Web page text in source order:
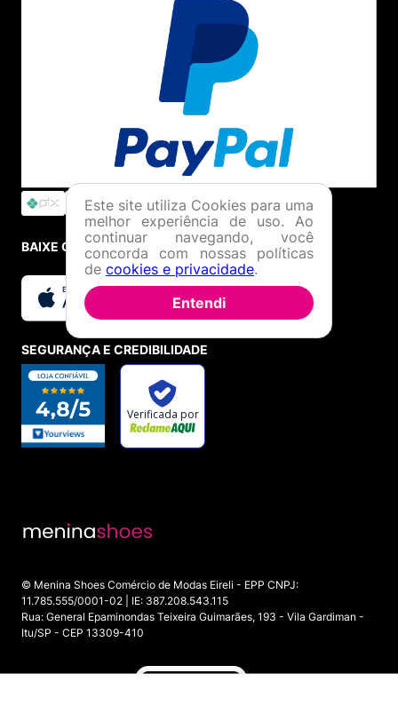
BAIXE O APP
SEGURANÇA E CREDIBILIDADE
© Menina Shoes Comércio de Modas Eireli - EPP CNPJ:
11.785.555/0001-02 | IE: 387.208.543.115
Rua: General Epaminondas Teixeira Guimarães, 193 - Vila Gardiman -
Itu/SP - CEP 13309-410
Este site utiliza Cookies para uma
melhor experiência de uso. Ao
continuar navegando, você
concorda com nossas políticas
de cookies e privacidade.
Entendi